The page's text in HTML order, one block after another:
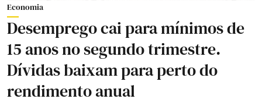
Economia
Desemprego cai para mínimos de
15 anos no segundo trimestre.
Dívidas baixam para perto do
rendimento anual